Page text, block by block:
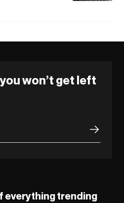
won’t get left
everything trending